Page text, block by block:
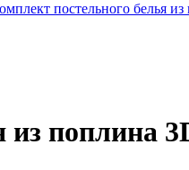
постельного белья
из поплина